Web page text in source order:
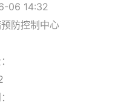
06 14:32
防控制中心